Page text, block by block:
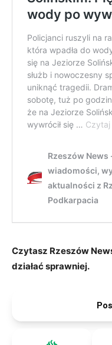
Czytasz Rzeszów
działać sprawniej.